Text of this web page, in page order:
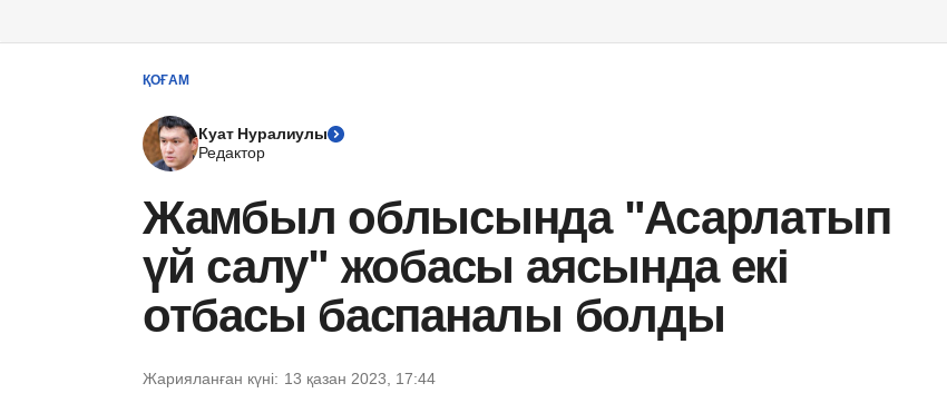
ҚОҒАМ
Куат Нуралиулы
Редактор
Жамбыл облысында "Асарлатып
үй салу" жобасы аясында екі
отбасы баспаналы болды
Жарияланған күні: 13 қазан 2023, 17:44